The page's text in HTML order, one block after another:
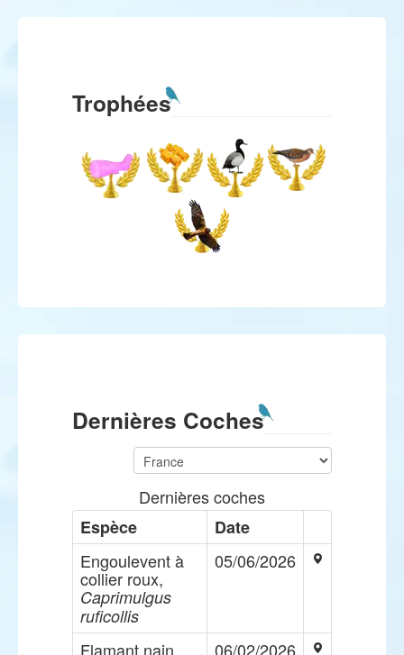
Trophées
Dernières Coches
Dernières coches
Espèce
Date
Engoulevent à
collier roux,
Caprimulgus
ruficollis
05/06/2026
Flamant nain, 06/02/2026